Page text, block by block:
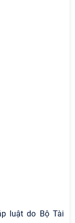
luật do Bộ Tài